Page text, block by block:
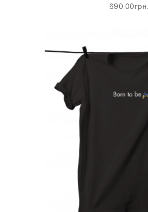
690.00грн.